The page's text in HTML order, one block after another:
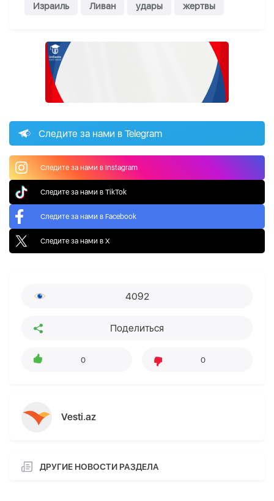
Израиль Ливан удары жертвы
Следите за нами в Telegram
Следите за нами в Instagram
Следите за нами в TikTok
Следите за нами в Facebook
Следите за нами в X
4092
Поделиться
0 0
Vesti.az
ДРУГИЕ НОВОСТИ РАЗДЕЛА